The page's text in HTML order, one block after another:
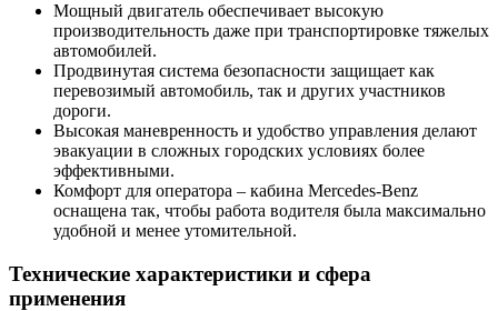
Мощный двигатель обеспечивает высокую
производительность даже при транспортировке тяжелых
автомобилей.
Продвинутая система безопасности защищает как
перевозимый автомобиль, так и других участников
дороги.
Высокая маневренность и удобство управления делают
эвакуации в сложных городских условиях более
эффективными.
Комфорт для оператора – кабина Mercedes-Benz
оснащена так, чтобы работа водителя была максимально
удобной и менее утомительной.
Технические характеристики и сфера
применения